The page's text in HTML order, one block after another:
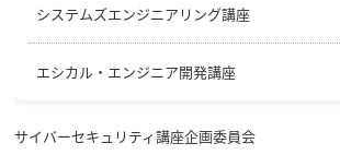
システムズエンジニアリング講座
エシカル・エンジニア開発講座
サイバーセキュリティ講座企画委員会